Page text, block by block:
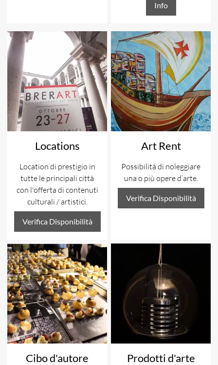
Info
Locations
Location di prestigio in
tutte le principali città
con l'offerta di contenuti
culturali / artistici.
Verifica Disponibilità
Art Rent
Possibilità di noleggiare
una o più opere d’arte.
Verifica Disponibilità
Cibo d'autore Prodotti d'arte